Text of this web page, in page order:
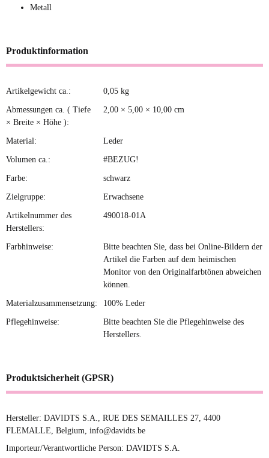
Metall
Produktinformation
Produkteigenschaft
Wert
Artikelgewicht ca.: 0,05 kg
Abmessungen ca. ( Tiefe
× Breite × Höhe ):
2,00 × 5,00 × 10,00 cm
Material: Leder
Volumen ca.: #BEZUG!
Farbe: schwarz
Zielgruppe: Erwachsene
Artikelnummer des
Herstellers:
490018-01A
Farbhinweise:
Bitte beachten Sie, dass bei Online-Bildern der
Artikel die Farben auf dem heimischen
Monitor von den Originalfarbtönen abweichen
können.
Materialzusammensetzung: 100% Leder
Pflegehinweise:
Bitte beachten Sie die Pflegehinweise des
Herstellers.
Produktsicherheit (GPSR)
Hersteller: DAVIDTS S.A., RUE DES SEMAILLES 27, 4400
FLEMALLE, Belgium, info@davidts.be
Importeur/Verantwortliche Person: DAVIDTS S.A.